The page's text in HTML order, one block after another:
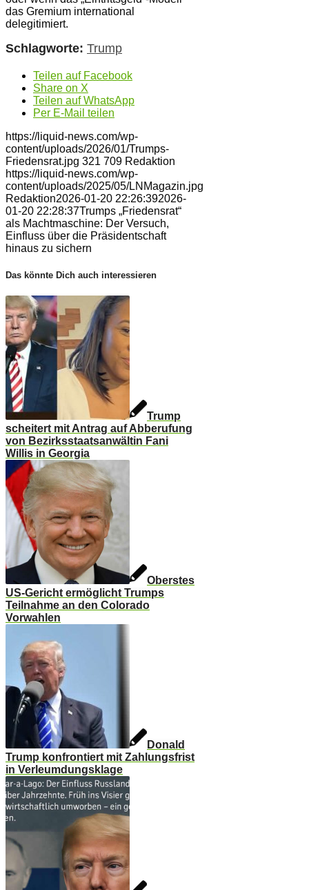
das Gremium international
delegitimiert.
Schlagworte: Trump
Teilen auf Facebook
Share on X
Teilen auf WhatsApp
Per E-Mail teilen
https://liquid-news.com/wp-
content/uploads/2026/01/Trumps-
Friedensrat.jpg 321 709 Redaktion
https://liquid-news.com/wp-
content/uploads/2025/05/LNMagazin.jpg
Redaktion2026-01-20 22:26:392026-
01-20 22:28:37Trumps „Friedensrat“
als Machtmaschine: Der Versuch,
Einfluss über die Präsidentschaft
hinaus zu sichern
Das könnte Dich auch interessieren
Trump
scheitert mit Antrag auf Abberufung
von Bezirksstaatsanwältin Fani
Willis in Georgia
Oberstes
US-Gericht ermöglicht Trumps
Teilnahme an den Colorado
Vorwahlen
Donald
Trump konfrontiert mit Zahlungsfrist
in Verleumdungsklage